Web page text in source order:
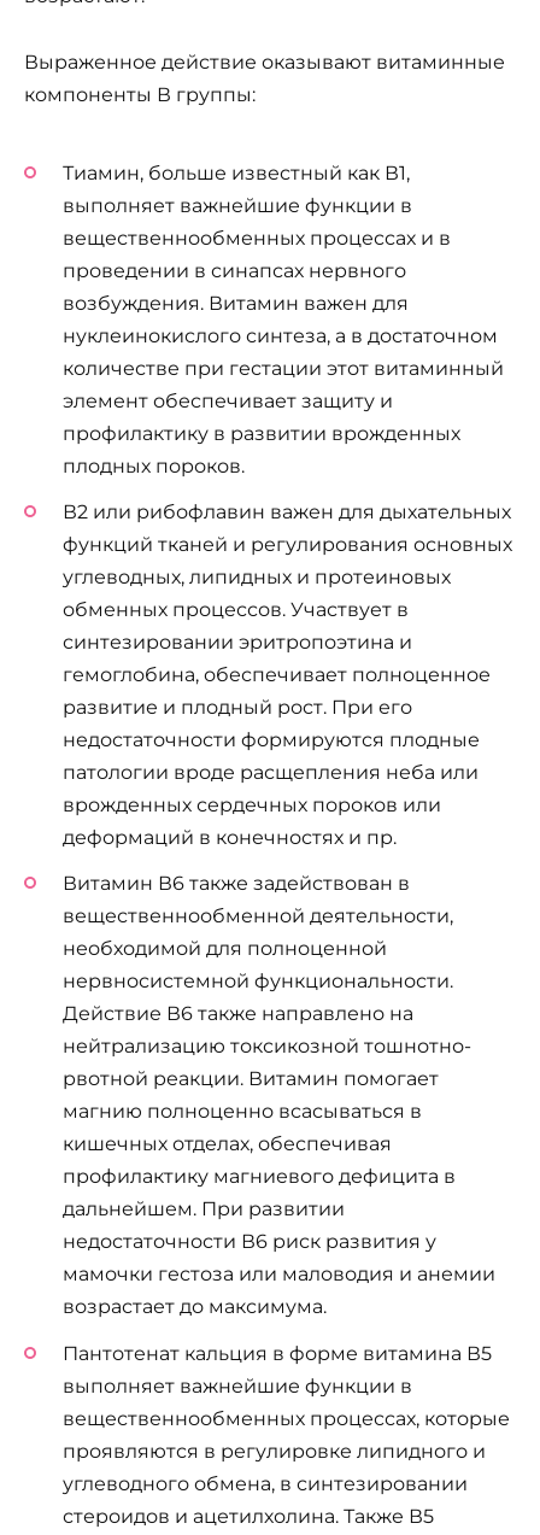
Выраженное действие оказывают витаминные
компоненты В группы:
Тиамин, больше известный как В1,
выполняет важнейшие функции в
вещественнообменных процессах и в
проведении в синапсах нервного
возбуждения. Витамин важен для
нуклеинокислого синтеза, а в достаточном
количестве при гестации этот витаминный
элемент обеспечивает защиту и
профилактику в развитии врожденных
плодных пороков.
В2 или рибофлавин важен для дыхательных
функций тканей и регулирования основных
углеводных, липидных и протеиновых
обменных процессов. Участвует в
синтезировании эритропоэтина и
гемоглобина, обеспечивает полноценное
развитие и плодный рост. При его
недостаточности формируются плодные
патологии вроде расщепления неба или
врожденных сердечных пороков или
деформаций в конечностях и пр.
Витамин В6 также задействован в
вещественнообменной деятельности,
необходимой для полноценной
нервносистемной функциональности.
Действие В6 также направлено на
нейтрализацию токсикозной тошнотно-
рвотной реакции. Витамин помогает
магнию полноценно всасываться в
кишечных отделах, обеспечивая
профилактику магниевого дефицита в
дальнейшем. При развитии
недостаточности В6 риск развития у
мамочки гестоза или маловодия и анемии
возрастает до максимума.
Пантотенат кальция в форме витамина В5
выполняет важнейшие функции в
вещественнообменных процессах, которые
проявляются в регулировке липидного и
углеводного обмена, в синтезировании
стероидов и ацетилхолина. Также В5